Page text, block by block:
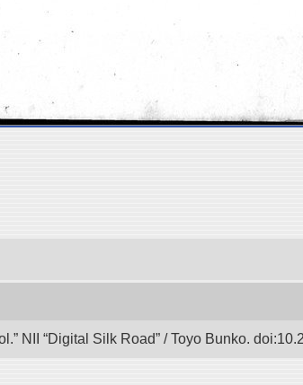
NII “Digital Silk Road” / Toyo Bunko.